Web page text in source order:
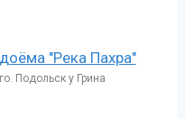
"Река Пахра"
Подольск у Грина